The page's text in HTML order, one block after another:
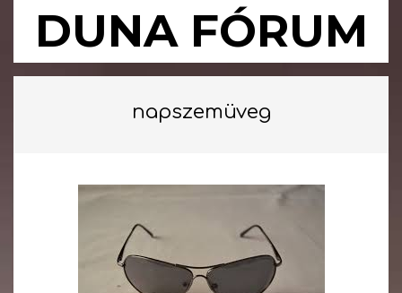
DUNA FÓRUM
Primary
napszemüveg